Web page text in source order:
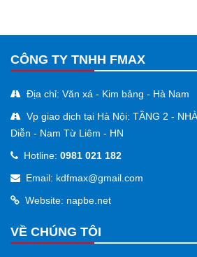
CÔNG TY TNHH FMAX
Địa chỉ: Văn xá - Kim bảng - Hà Nam
Vp giao dịch tại Hà Nội: TẦNG 2 -
Diễn - Nam Từ Liêm - HN
Hotline: 0981 021 182
Email: kdfmax@gmail.com
Website: napbe.net
VỀ CHÚNG TÔI